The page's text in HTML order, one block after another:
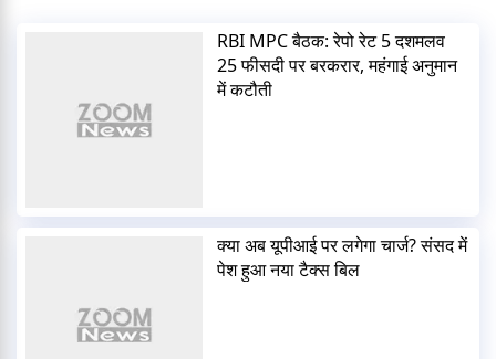
RBI MPC बैठक: रेपो रेट 5 दशमलव
25 फीसदी पर बरकरार, महंगाई अनुमान
में कटौती
क्या अब यूपीआई पर लगेगा चार्ज? संसद में
पेश हुआ नया टैक्स बिल